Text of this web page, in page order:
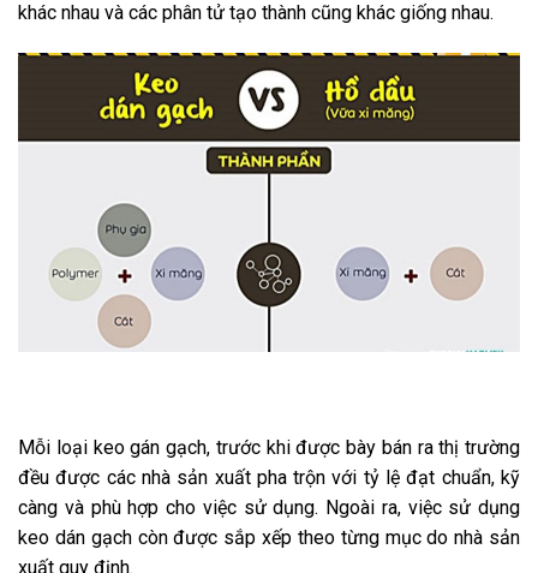
khác nhau và các phân tử tạo thành cũng khác giống nhau.
Mỗi loại keo gán gạch, trước khi được bày bán ra thị trường
đều được các nhà sản xuất pha trộn với tỷ lệ đạt chuẩn, kỹ
càng và phù hợp cho việc sử dụng. Ngoài ra, việc sử dụng
keo dán gạch còn được sắp xếp theo từng mục do nhà sản
xuất quy định.